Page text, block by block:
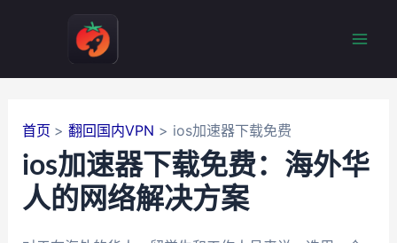
首页 翻回国内VPN ios加速器下载免费
ios加速器下载免费：海外华
人的网络解决方案